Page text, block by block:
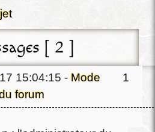
[ 2 ]
1
15:04:15 - Mode
forum